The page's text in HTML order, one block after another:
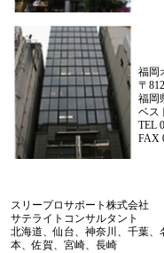
福岡
〒
福岡
ベス
TEL
FAX
スリープロサポート株式会社
サテライトコンサルタント
北海道、仙台、神奈川、千葉
本、佐賀、宮崎、長崎